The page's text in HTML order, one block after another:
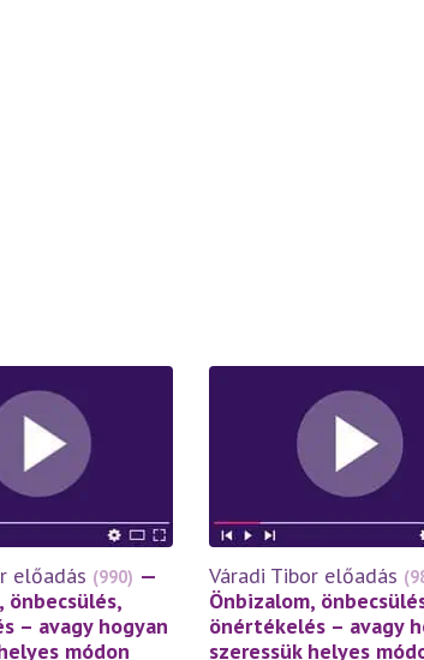
előadás (990) —
önbecsülés,
– avagy hogyan
módon
Váradi Tibor előadás
Önbizalom,
önértékelés – avagy
szeressük helyes